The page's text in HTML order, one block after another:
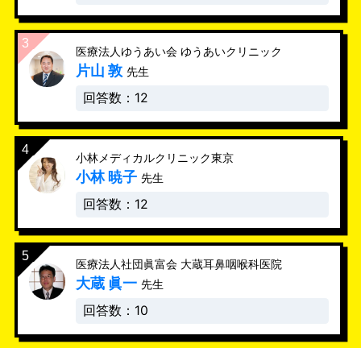
医療法人ゆうあい会 ゆうあいクリニック
片山 敦 先生
回答数：12
小林メディカルクリニック東京
小林 暁子 先生
回答数：12
医療法人社団眞富会 大蔵耳鼻咽喉科医院
大蔵 眞一 先生
回答数：10